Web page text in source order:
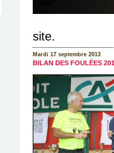
site.
Mardi 17 septembre 2013
BILAN DES FOULÉES